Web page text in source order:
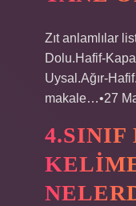
Zıt anlamlılar
Dolu.Hafif-
Uysal.Ağır-
makale…•27
4.SINIF